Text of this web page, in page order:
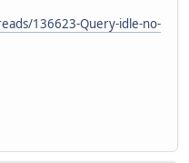
136623-Query-idle-no-